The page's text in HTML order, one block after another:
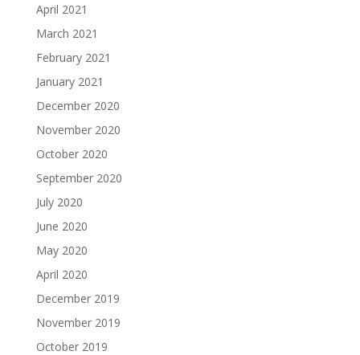
April 2021
March 2021
February 2021
January 2021
December 2020
November 2020
October 2020
September 2020
July 2020
June 2020
May 2020
April 2020
December 2019
November 2019
October 2019